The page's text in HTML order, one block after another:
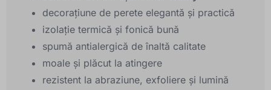
decorațiune de perete elegantă și practică
izolație termică și fonică bună
spumă antialergică de înaltă calitate
moale și plăcut la atingere
rezistent la abraziune, exfoliere și lumină